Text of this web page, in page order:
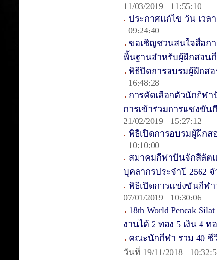
11/03/2019 11:55:10
ประกาศแก้ไข วัน เวล
09:24:40
ขอเชิญชวนสนใจสื่อกา
พิ้นฐานสำหรับผู้ฝึกสอน
พิธีปิดการอบรมผู้ฝึกส
16:48:28
การคัดเลือกตัวนักกีฬ
การเข้าร่วมการแข่งขั
21/02/2019 15:27:12
พิธีเปิดการอบรมผู้ฝึกส
10:10:00
สมาคมกีฬาปันจักสีลัต
บุคลากรประจำปี 2562
พิธีเปิดการแข่งขันกีฬ
07/01/2019 10:30:06
18th World Pencak
งานได้ 2 ทอง 5 เงิน 4 ท
คณะนักกีฬา รวม 40 ชี
วันที่ 19/11/2018